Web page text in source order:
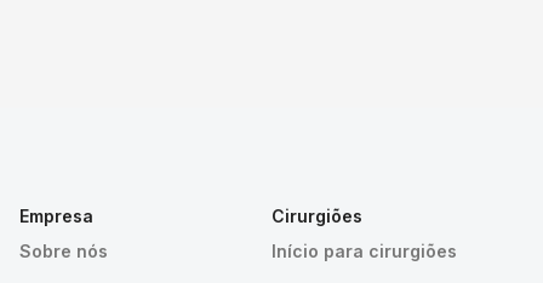
Empresa
Sobre nós
Cirurgiões
Início para cirurgiões